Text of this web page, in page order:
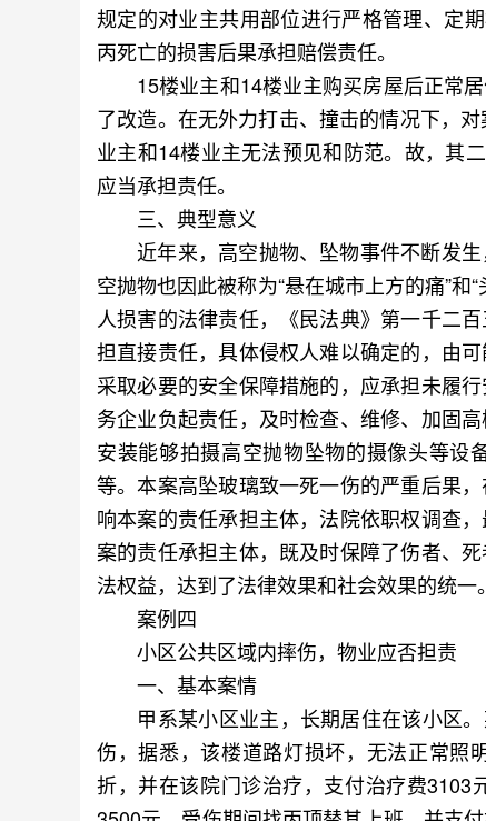
规定的对业主共用部位进行严格管理、定
丙死亡的损害后果承担赔偿责任。
15楼业主和14楼业主购买房屋后正常居
了改造。在无外力打击、撞击的情况下，
业主和14楼业主无法预见和防范。故，其
应当承担责任。
三、典型意义
近年来，高空抛物、坠物事件不断发生
空抛物也因此被称为“悬在城市上方的痛”
人损害的法律责任，《民法典》第一千二
担直接责任，具体侵权人难以确定的，由
采取必要的安全保障措施的，应承担未履
务企业负起责任，及时检查、维修、加固
安装能够拍摄高空抛物坠物的摄像头等设
等。本案高坠玻璃致一死一伤的严重后果
响本案的责任承担主体，法院依职权调查
案的责任承担主体，既及时保障了伤者、
法权益，达到了法律效果和社会效果的统一
案例四
小区公共区域内摔伤，物业应否担责
一、基本案情
甲系某小区业主，长期居住在该小区。
伤，据悉，该楼道路灯损坏，无法正常照
折，并在该院门诊治疗，支付治疗费